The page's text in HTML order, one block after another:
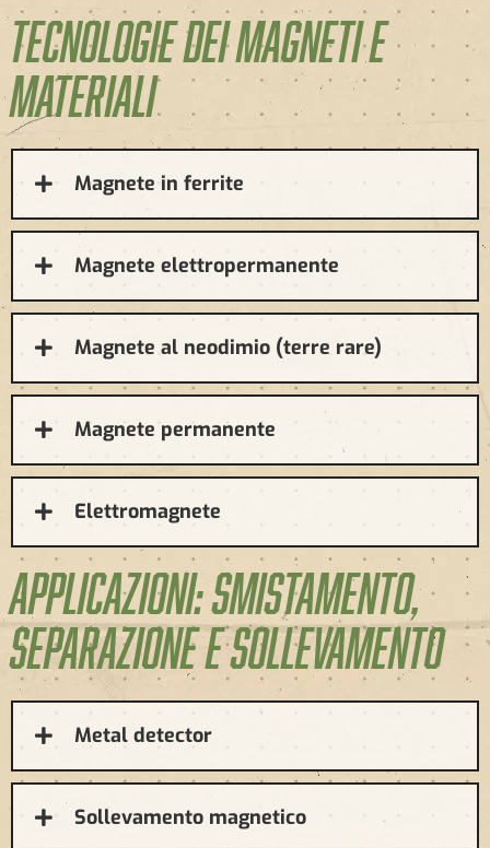
TECNOLOGIE DEI MAGNETI E
MATERIALI
Magnete in ferrite
Magnete elettropermanente
Magnete al neodimio (terre rare)
Magnete permanente
Elettromagnete
APPLICAZIONI: SMISTAMENTO,
SEPARAZIONE E SOLLEVAMENTO
Metal detector
Sollevamento magnetico